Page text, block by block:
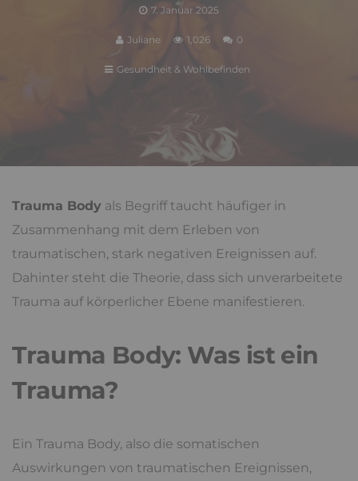
7. Januar 2025
Juliane 1,026 0
Gesundheit & Wohlbefinden
Trauma Body als Begriff taucht häufiger in
Zusammenhang mit dem Erleben von
traumatischen, stark negativen Ereignissen auf.
Dahinter steht die Theorie, dass sich unverarbeitete
Trauma auf körperlicher Ebene manifestieren.
Trauma Body: Was ist ein
Trauma?
Ein Trauma Body, also die somatischen
Auswirkungen von traumatischen Ereignissen,